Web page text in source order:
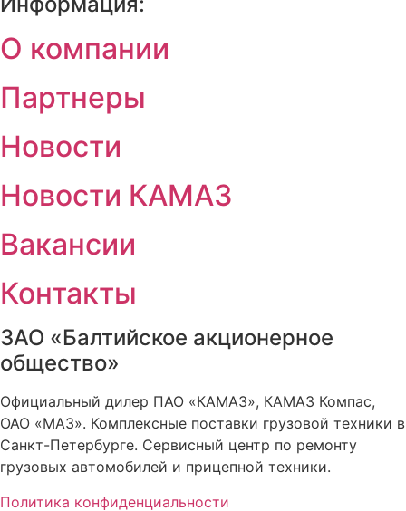
О компании
Партнеры
Новости
Новости КАМАЗ
Вакансии
Контакты
ЗАО «Балтийское акционерное
общество»
Официальный дилер ПАО «КАМАЗ», КАМАЗ Компас,
ОАО «МАЗ». Комплексные поставки грузовой техники в
Санкт-Петербурге. Сервисный центр по ремонту
грузовых автомобилей и прицепной техники.
Политика конфиденциальности